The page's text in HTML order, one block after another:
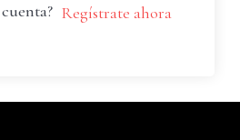
Regístrate ahora